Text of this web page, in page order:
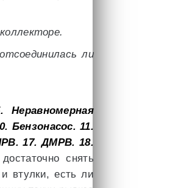
ли
Неравномерная
Бензонасос. 11.
17. ДМРВ. 18.
снять
втулки, есть ли